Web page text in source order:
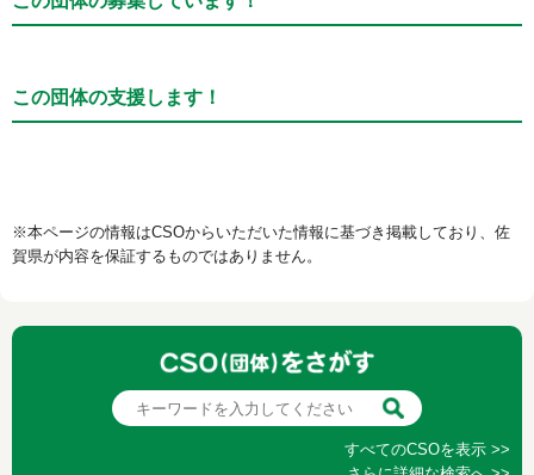
この団体の支援します！
※本ページの情報はCSOからいただいた情報に基づき掲載しており、佐
賀県が内容を保証するものではありません。
すべてのCSOを表示 >>